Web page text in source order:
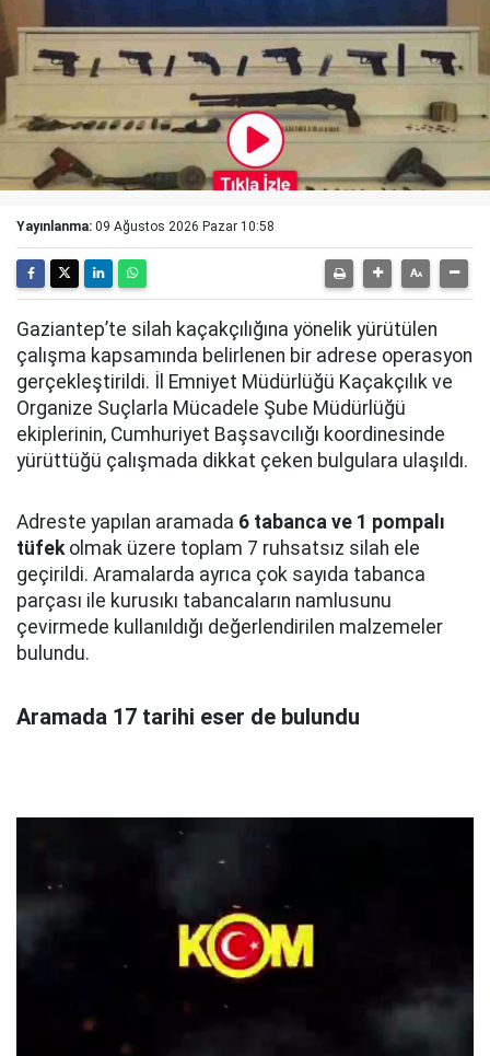
Yayınlanma: 09 Ağustos 2026 Pazar 10:58
Gaziantep’te silah kaçakçılığına yönelik yürütülen
çalışma kapsamında belirlenen bir adrese operasyon
gerçekleştirildi. İl Emniyet Müdürlüğü Kaçakçılık ve
Organize Suçlarla Mücadele Şube Müdürlüğü
ekiplerinin, Cumhuriyet Başsavcılığı koordinesinde
yürüttüğü çalışmada dikkat çeken bulgulara ulaşıldı.
Adreste yapılan aramada 6 tabanca ve 1 pompalı
tüfek olmak üzere toplam 7 ruhsatsız silah ele
geçirildi. Aramalarda ayrıca çok sayıda tabanca
parçası ile kurusıkı tabancaların namlusunu
çevirmede kullanıldığı değerlendirilen malzemeler
bulundu.
Aramada 17 tarihi eser de bulundu